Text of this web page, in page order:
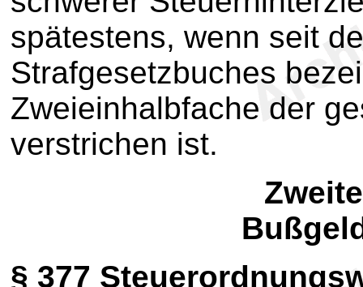
spätestens, wenn seit
Strafgesetzbuches
Zweieinhalbfache der
verstrichen ist.
§ 377